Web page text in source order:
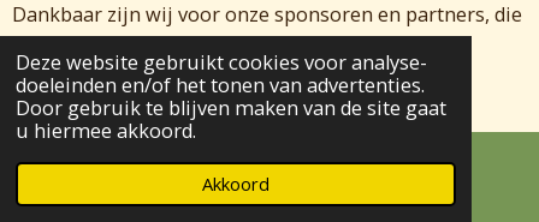
Deze website gebruikt cookies voor analyse-
doeleinden en/of het tonen van advertenties.
Door gebruik te blijven maken van de site gaat
u hiermee akkoord.
Akkoord
Dankbaar zijn wij voor onze sponsoren en partners, die
de 2025 herdenking mogelijk hebben gemaakt.